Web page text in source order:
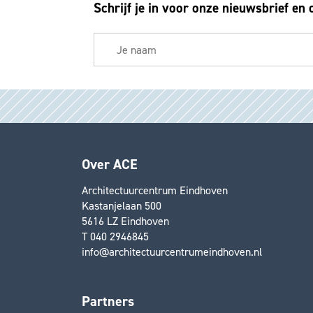
Schrijf je in voor onze nieuwsbrief en
Over ACE
Architectuurcentrum Eindhoven
Kastanjelaan 500
5616 LZ Eindhoven
T 040 2946845
info@architectuurcentrumeindhoven.nl
Partners